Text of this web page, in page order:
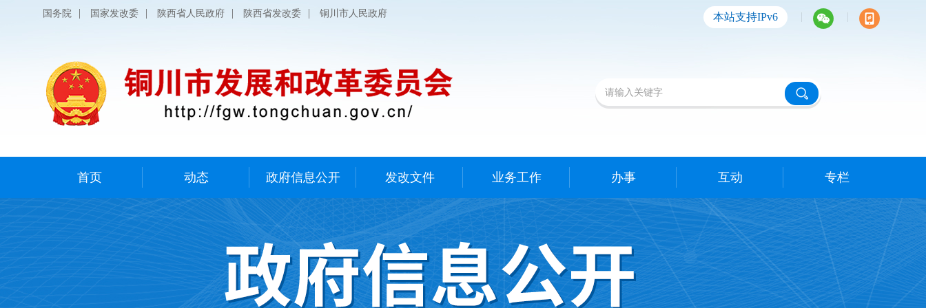
国务院 | 国家发改委 | 陕西省人民政府 | 陕西省发改委 | 铜川市人民政府 本站支持IPv6 | |
首页 动态 政府信息公开 发改文件 业务工作 办事 互动 专栏